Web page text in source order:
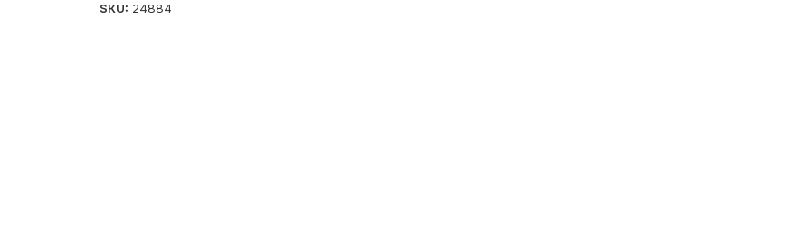
SKU: 24884